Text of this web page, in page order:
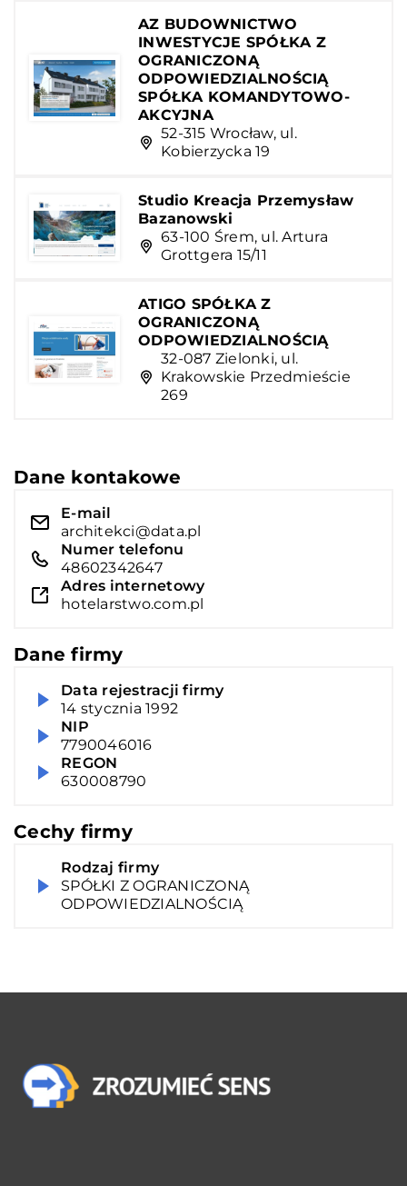
AZ BUDOWNICTWO
INWESTYCJE SPÓŁKA Z
OGRANICZONĄ
ODPOWIEDZIALNOŚCIĄ
SPÓŁKA KOMANDYTOWO-
AKCYJNA
52-315 Wrocław, ul.
Kobierzycka 19
Studio Kreacja Przemysław
Bazanowski
63-100 Śrem, ul. Artura
Grottgera 15/11
ATIGO SPÓŁKA Z
OGRANICZONĄ
ODPOWIEDZIALNOŚCIĄ
32-087 Zielonki, ul.
Krakowskie Przedmieście
269
Dane kontakowe
E-mail
architekci@data.pl
Numer telefonu
48602342647
Adres internetowy
hotelarstwo.com.pl
Dane firmy
Data rejestracji firmy
14 stycznia 1992
NIP
7790046016
REGON
630008790
Cechy firmy
Rodzaj firmy
SPÓŁKI Z OGRANICZONĄ
ODPOWIEDZIALNOŚCIĄ